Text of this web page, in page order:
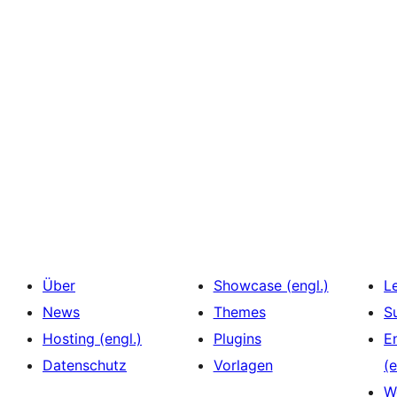
Über
News
Hosting (engl.)
Datenschutz
Showcase (engl.)
Themes
Plugins
Vorlagen